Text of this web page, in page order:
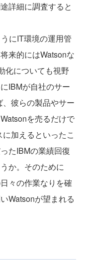
詳細に調査すると
にIT環境の運用管
来的にはWatsonな
化についても視野
IBMが自社のサー
彼らの製品やサー
を売るだけで
加えるといったこ
たIBMの業績回復
か。そのために
々の作業なりを確
Watsonが望まれる